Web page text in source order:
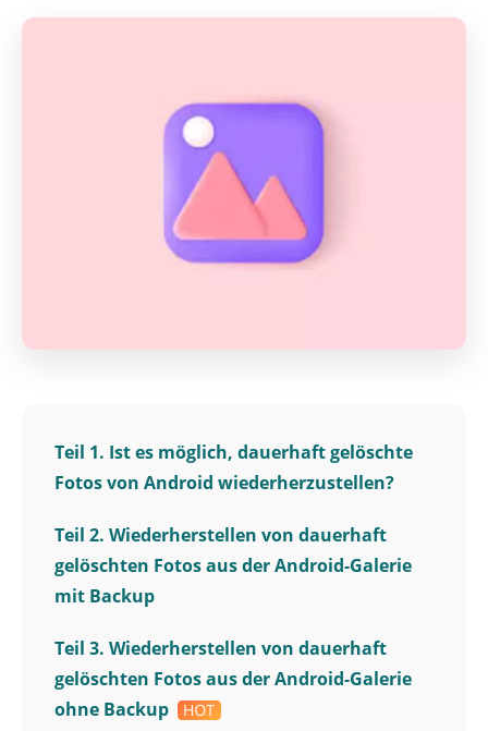
Teil 1. Ist es möglich, dauerhaft gelöschte
Fotos von Android wiederherzustellen?
Teil 2. Wiederherstellen von dauerhaft
gelöschten Fotos aus der Android-Galerie
mit Backup
Teil 3. Wiederherstellen von dauerhaft
gelöschten Fotos aus der Android-Galerie
ohne Backup